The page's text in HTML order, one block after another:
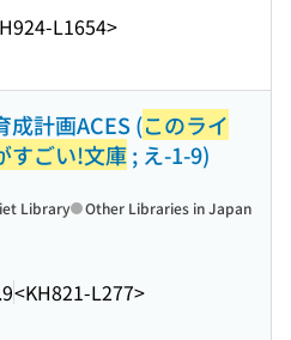
L1654>
成計画ACES (このライ
すごい!文庫; え-1-9)
<KH821-L277>
Library Other Libraries in Japan